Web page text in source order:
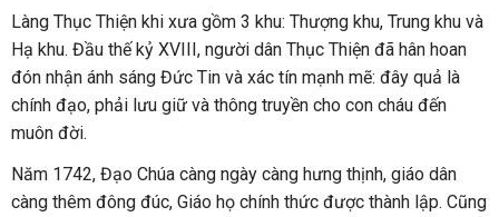
Làng Thục Thiện khi xưa gồm 3 khu: Thượng khu, Trung khu và
Hạ khu. Đầu thế kỷ XVIII, người dân Thục Thiện đã hân hoan
đón nhận ánh sáng Đức Tin và xác tín mạnh mẽ: đây quả là
chính đạo, phải lưu giữ và thông truyền cho con cháu đến
muôn đời.
Năm 1742, Đạo Chúa càng ngày càng hưng thịnh, giáo dân
càng thêm đông đúc, Giáo họ chính thức được thành lập. Cũng